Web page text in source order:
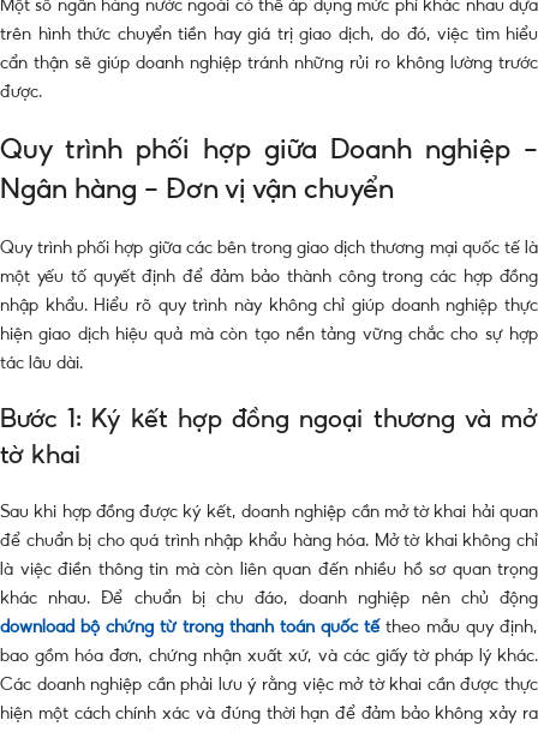
Một số ngân hàng nước ngoài có thể áp dụng mức phí khác nhau dựa
trên hình thức chuyển tiền hay giá trị giao dịch, do đó, việc tìm hiểu
cẩn thận sẽ giúp doanh nghiệp tránh những rủi ro không lường trước
được.
Quy trình phối hợp giữa Doanh nghiệp –
Ngân hàng – Đơn vị vận chuyển
Quy trình phối hợp giữa các bên trong giao dịch thương mại quốc tế là
một yếu tố quyết định để đảm bảo thành công trong các hợp đồng
nhập khẩu. Hiểu rõ quy trình này không chỉ giúp doanh nghiệp thực
hiện giao dịch hiệu quả mà còn tạo nền tảng vững chắc cho sự hợp
tác lâu dài.
Bước 1: Ký kết hợp đồng ngoại thương và mở
tờ khai
Sau khi hợp đồng được ký kết, doanh nghiệp cần mở tờ khai hải quan
để chuẩn bị cho quá trình nhập khẩu hàng hóa. Mở tờ khai không chỉ
là việc điền thông tin mà còn liên quan đến nhiều hồ sơ quan trọng
khác nhau. Để chuẩn bị chu đáo, doanh nghiệp nên chủ động
download bộ chứng từ trong thanh toán quốc tế theo mẫu quy định,
bao gồm hóa đơn, chứng nhận xuất xứ, và các giấy tờ pháp lý khác.
Các doanh nghiệp cần phải lưu ý rằng việc mở tờ khai cần được thực
hiện một cách chính xác và đúng thời hạn để đảm bảo không xảy ra